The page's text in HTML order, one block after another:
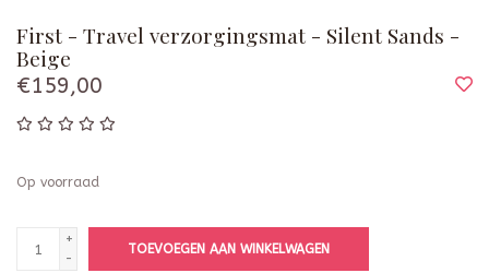
First - Travel verzorgingsmat - Silent Sands -
Beige
€159,00
Op voorraad
+
-
TOEVOEGEN AAN WINKELWAGEN